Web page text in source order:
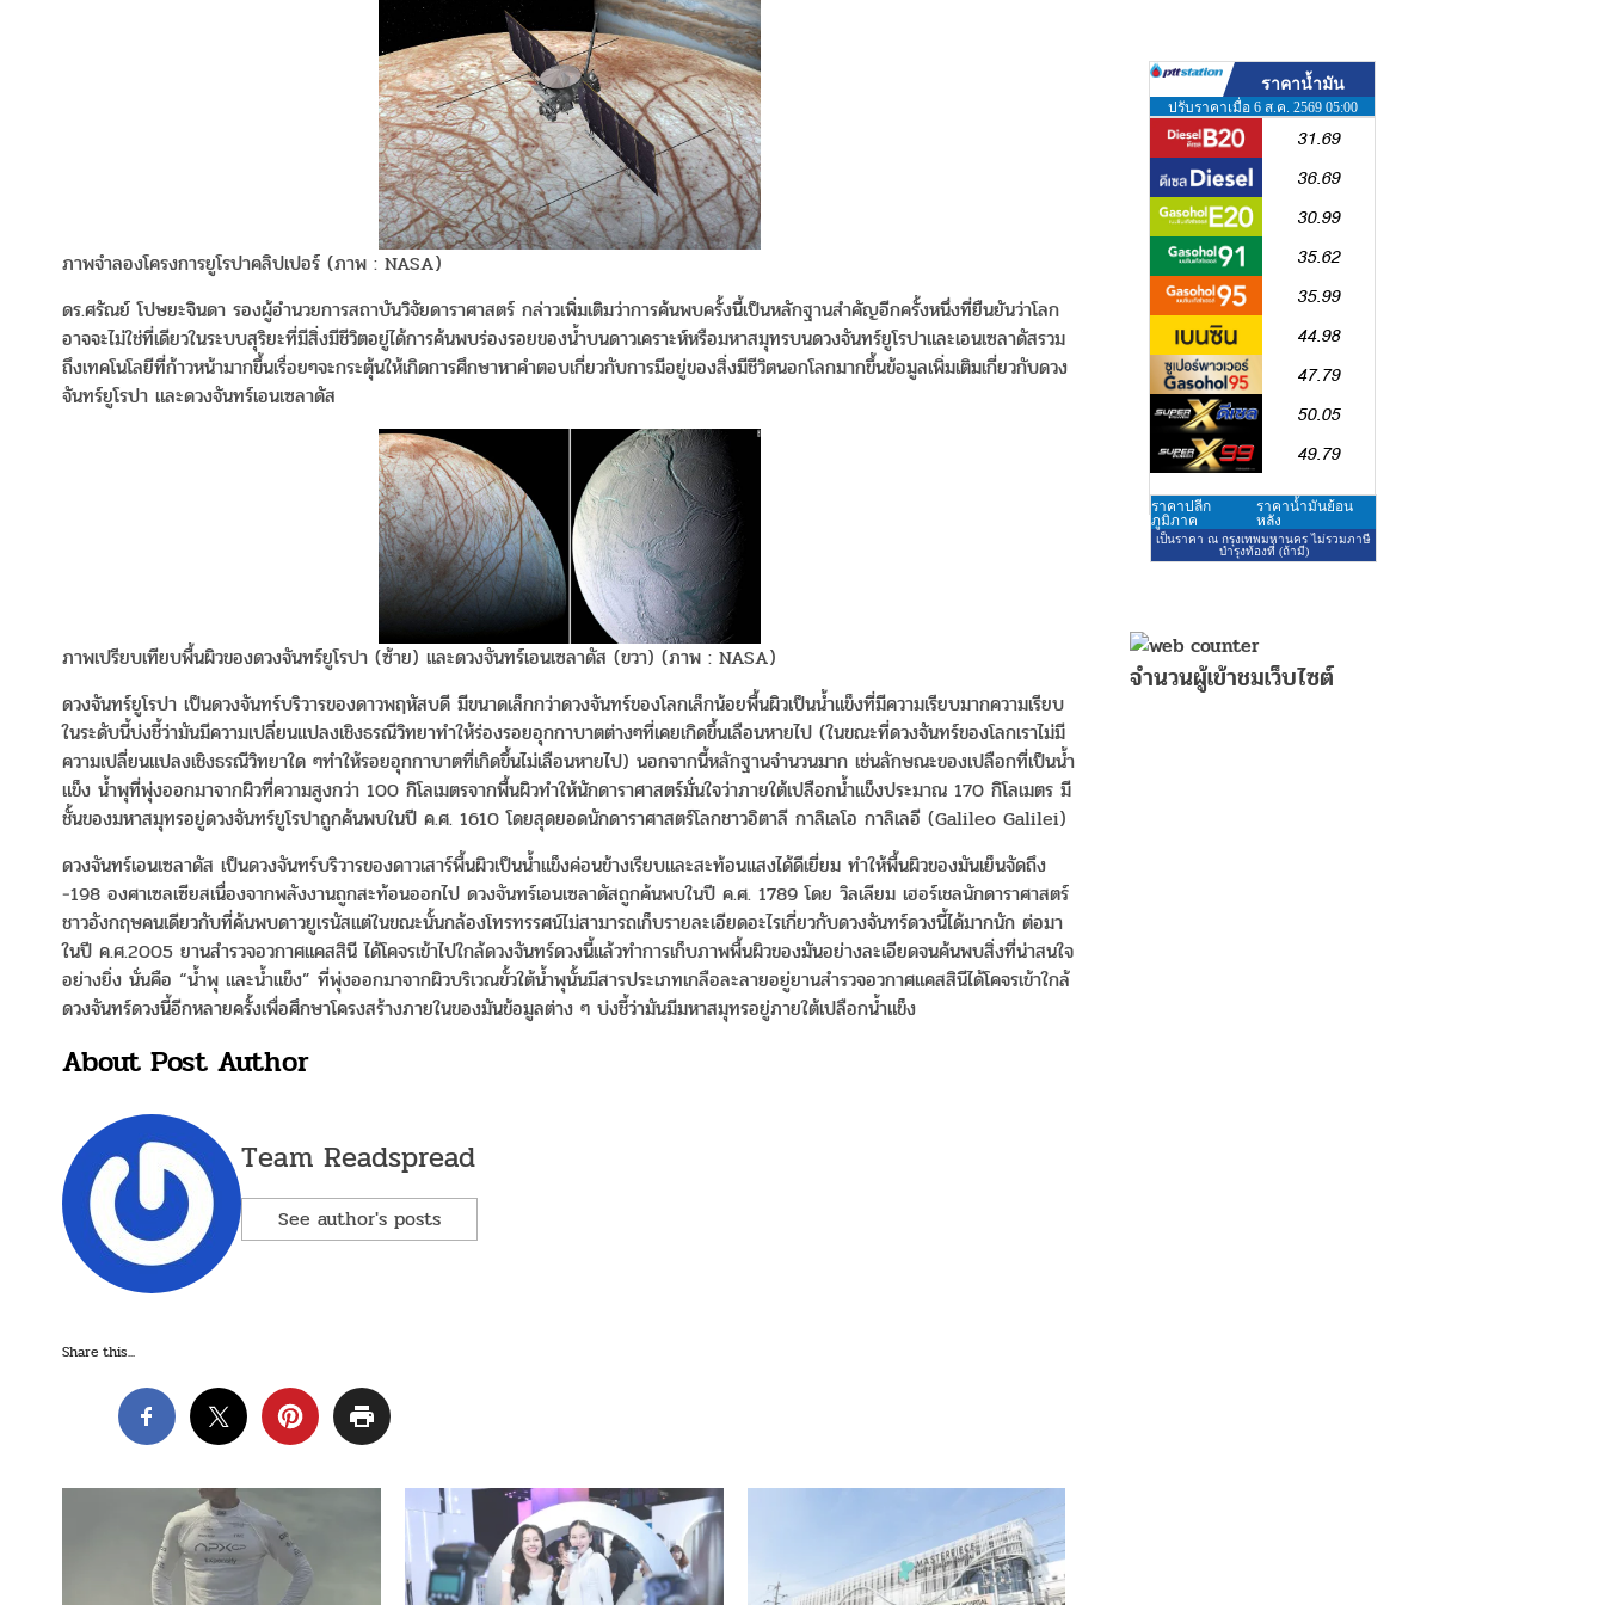
ภาพจำลองโครงการยูโรปาคลิปเปอร์ (ภาพ : NASA)
ดร.ศรัณย์ โปษยะจินดา รองผู้อำนวยการสถาบันวิจัยดาราศาสตร์ กล่าวเพิ่มเติมว่าการค้นพบครั้งนี้เป็นหลักฐานสำคัญอีกครั้งหนึ่งที่ยืนยันว่าโลก
อาจจะไม่ใช่ที่เดียวในระบบสุริยะที่มีสิ่งมีชีวิตอยู่ได้การค้นพบร่องรอยของน้ำบนดาวเคราะห์หรือมหาสมุทรบนดวงจันทร์ยูโรปาและเอนเซลาดัสรวม
ถึงเทคโนโลยีที่ก้าวหน้ามากขึ้นเรื่อยๆจะกระตุ้นให้เกิดการศึกษาหาคำตอบเกี่ยวกับการมีอยู่ของสิ่งมีชีวิตนอกโลกมากขึ้นข้อมูลเพิ่มเติมเกี่ยวกับดวง
จันทร์ยูโรปา และดวงจันทร์เอนเซลาดัส
ภาพเปรียบเทียบพื้นผิวของดวงจันทร์ยูโรปา (ซ้าย) และดวงจันทร์เอนเซลาดัส (ขวา) (ภาพ : NASA)
ดวงจันทร์ยูโรปา เป็นดวงจันทร์บริวารของดาวพฤหัสบดี มีขนาดเล็กกว่าดวงจันทร์ของโลกเล็กน้อยพื้นผิวเป็นน้ำแข็งที่มีความเรียบมากความเรียบ
ในระดับนี้บ่งชี้ว่ามันมีความเปลี่ยนแปลงเชิงธรณีวิทยาทำให้ร่องรอยอุกกาบาตต่างๆที่เคยเกิดขึ้นเลือนหายไป (ในขณะที่ดวงจันทร์ของโลกเราไม่มี
ความเปลี่ยนแปลงเชิงธรณีวิทยาใด ๆทำให้รอยอุกกาบาตที่เกิดขึ้นไม่เลือนหายไป) นอกจากนี้หลักฐานจำนวนมาก เช่นลักษณะของเปลือกที่เป็นน้ำ
แข็ง น้ำพุที่พุ่งออกมาจากผิวที่ความสูงกว่า 100 กิโลเมตรจากพื้นผิวทำให้นักดาราศาสตร์มั่นใจว่าภายใต้เปลือกน้ำแข็งประมาณ 170 กิโลเมตร มี
ชั้นของมหาสมุทรอยู่ดวงจันทร์ยูโรปาถูกค้นพบในปี ค.ศ. 1610 โดยสุดยอดนักดาราศาสตร์โลกชาวอิตาลี กาลิเลโอ กาลิเลอี (Galileo Galilei)
ดวงจันทร์เอนเซลาดัส เป็นดวงจันทร์บริวารของดาวเสาร์พื้นผิวเป็นน้ำแข็งค่อนข้างเรียบและสะท้อนแสงได้ดีเยี่ยม ทำให้พื้นผิวของมันเย็นจัดถึง
−198 องศาเซลเซียสเนื่องจากพลังงานถูกสะท้อนออกไป ดวงจันทร์เอนเซลาดัสถูกค้นพบในปี ค.ศ. 1789 โดย วิลเลียม เฮอร์เชลนักดาราศาสตร์
ชาวอังกฤษคนเดียวกับที่ค้นพบดาวยูเรนัสแต่ในขณะนั้นกล้องโทรทรรศน์ไม่สามารถเก็บรายละเอียดอะไรเกี่ยวกับดวงจันทร์ดวงนี้ได้มากนัก ต่อมา
ในปี ค.ศ.2005 ยานสำรวจอวกาศแคสสินี ได้โคจรเข้าไปใกล้ดวงจันทร์ดวงนี้แล้วทำการเก็บภาพพื้นผิวของมันอย่างละเอียดจนค้นพบสิ่งที่น่าสนใจ
อย่างยิ่ง นั่นคือ “น้ำพุ และน้ำแข็ง” ที่พุ่งออกมาจากผิวบริเวณขั้วใต้น้ำพุนั้นมีสารประเภทเกลือละลายอยู่ยานสำรวจอวกาศแคสสินีได้โคจรเข้าใกล้
ดวงจันทร์ดวงนี้อีกหลายครั้งเพื่อศึกษาโครงสร้างภายในของมันข้อมูลต่าง ๆ บ่งชี้ว่ามันมีมหาสมุทรอยู่ภายใต้เปลือกน้ำแข็ง
About Post Author
Team Readspread
See author's posts
Share this...
จำนวนผู้เข้าชมเว็บไซต์